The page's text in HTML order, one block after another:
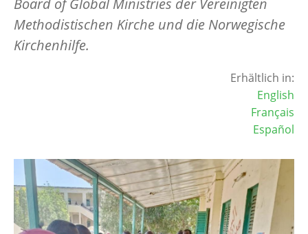
Methodistischen Kirche und die Norwegische
Kirchenhilfe.
Erhältlich in:
English
Français
Español
Image